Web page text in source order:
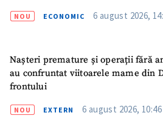
NOU ECONOMIC 6 august 2026,
Nașteri premature și operații fără
au confruntat viitoarele mame din
frontului
NOU EXTERN 6 august 2026, 10:46